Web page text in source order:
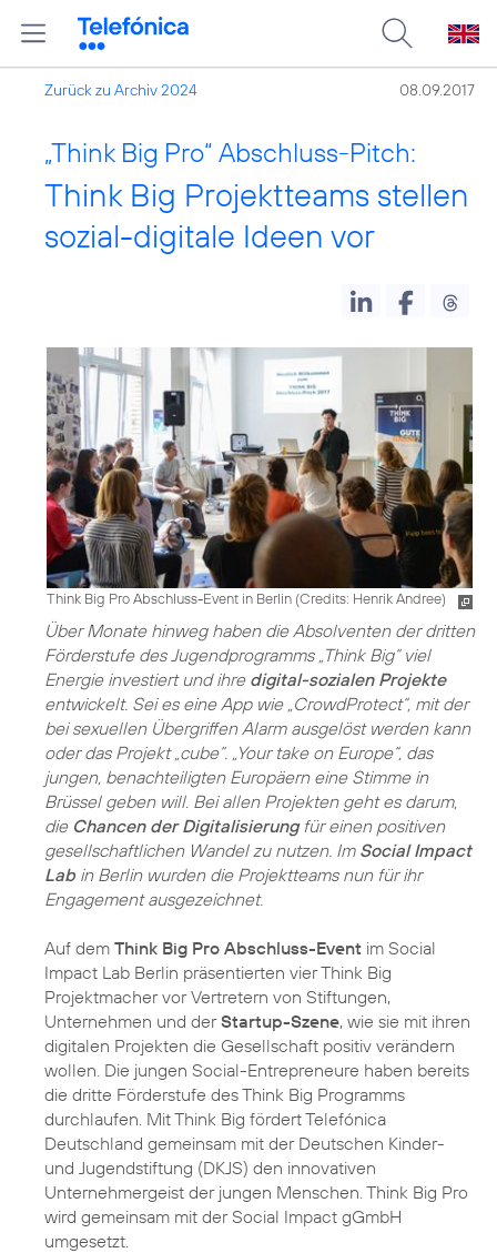
Zurück zu Archiv 2024 08.09.2017
„Think Big Pro“ Abschluss-Pitch:
Think Big Projektteams stellen
sozial-digitale Ideen vor
Think Big Pro Abschluss-Event in Berlin (Credits: Henrik Andree)
Über Monate hinweg haben die Absolventen der dritten
Förderstufe des Jugendprogramms „Think Big“ viel
Energie investiert und ihre digital-sozialen Projekte
entwickelt. Sei es eine App wie „CrowdProtect“, mit der
bei sexuellen Übergriffen Alarm ausgelöst werden kann
oder das Projekt „cube“. „Your take on Europe“, das
jungen, benachteiligten Europäern eine Stimme in
Brüssel geben will. Bei allen Projekten geht es darum,
die Chancen der Digitalisierungfür einen positiven
gesellschaftlichen Wandel zu nutzen. Im Social Impact
Lab in Berlin wurden die Projektteams nun für ihr
Engagement ausgezeichnet.
Auf dem Think Big Pro Abschluss-Event im Social
Impact Lab Berlin präsentierten vier Think Big
Projektmacher vor Vertretern von Stiftungen,
Unternehmen und derStartup-Szene, wie sie mit ihren
digitalen Projekten die Gesellschaft positiv verändern
wollen. Die jungen Social-Entrepreneure haben bereits
die dritte Förderstufe des Think Big Programms
durchlaufen. Mit Think Big fördert Telefónica
Deutschland gemeinsam mit der Deutschen Kinder-
und Jugendstiftung (DKJS) den innovativen
Unternehmergeist der jungen Menschen. Think Big Pro
wird gemeinsam mit der Social Impact gGmbH
umgesetzt.